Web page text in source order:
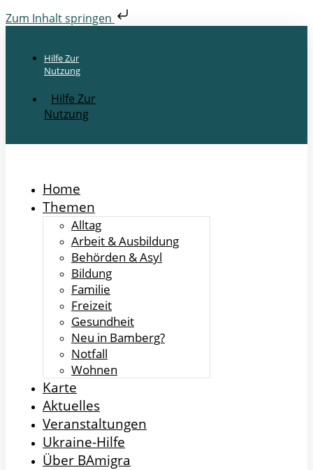
Zum Inhalt springen
Hilfe Zur
Nutzung
Hilfe Zur
Nutzung
Home
Themen
Alltag
Arbeit & Ausbildung
Behörden & Asyl
Bildung
Familie
Freizeit
Gesundheit
Neu in Bamberg?
Notfall
Wohnen
Karte
Aktuelles
Veranstaltungen
Ukraine-Hilfe
Über BAmigra